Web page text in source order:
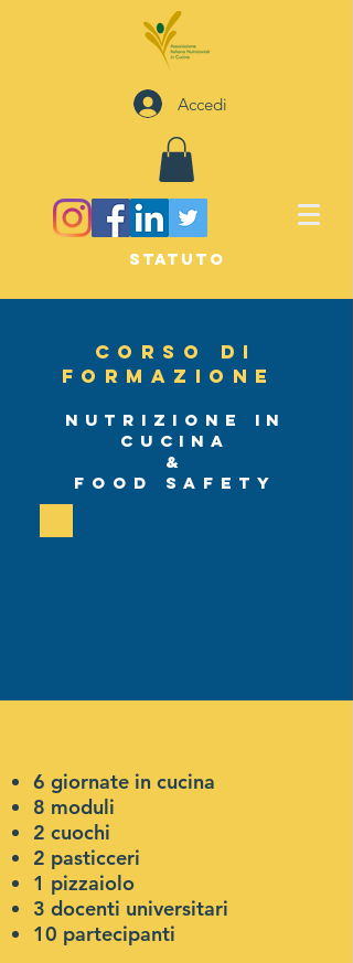
Accedi
STATUTO
corso di
formazi one
Nutrizione in
Cucina
&
food safety
6 giornate in cucina
8 moduli
2 cuochi
2 pasticceri
1 pizzaiolo
3 docenti universitari
10 partecipanti​